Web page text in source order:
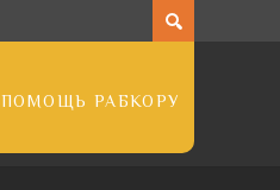
ПОМОЩЬ РАБКОРУ